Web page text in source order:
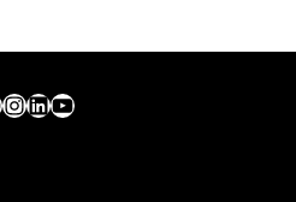
Instragram ville de seraing linkedin – ville de seraing YouTube